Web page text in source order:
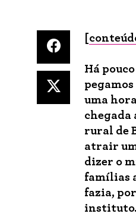
Há
uma
chegada
rural de
atrair
dizer o
famílias
fazia,
instituto.